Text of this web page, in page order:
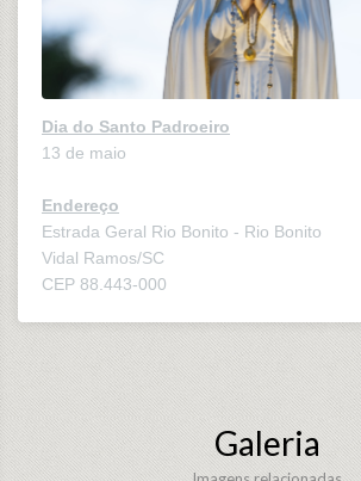
Dia do Santo Padroeiro
13 de maio
Endereço
Estrada Geral Rio Bonito - Rio Bonito
Vidal Ramos/SC
CEP 88.443-000
Galeria